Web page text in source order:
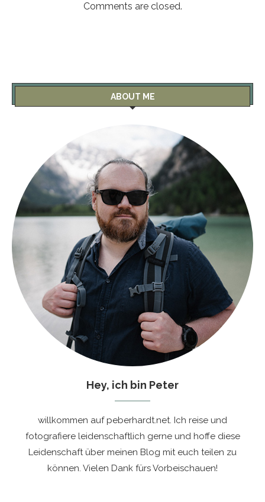
Comments are closed.
ABOUT ME
Hey, ich bin Peter
willkommen auf peberhardt.net. Ich reise und
fotografiere leidenschaftlich gerne und hoffe diese
Leidenschaft über meinen Blog mit euch teilen zu
können. Vielen Dank fürs Vorbeischauen!